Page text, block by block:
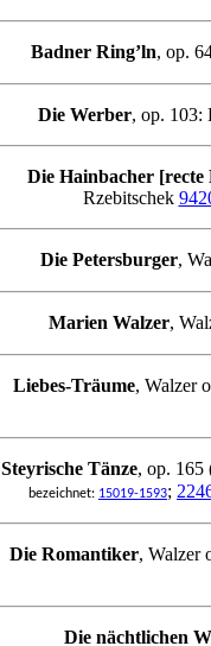
Badner Ring’ln, op.
Die Werber, op. 103:
Die Hainbacher [recte
Rzebitschek
Die Petersburger,
Marien Walzer,
Liebes-Träume, Walzer
Steyrische Tänze, op.
bezeichnet: 15019-1593;
Die Romantiker, Walzer
Die nächtlichen